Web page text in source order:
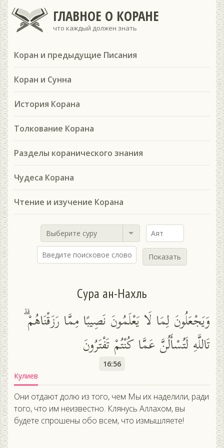
ГЛАВНОЕ О КОРАНЕ
что каждый должен знать
Коран и предыдущие Писания
Коран и Сунна
История Корана
Толкование Корана
Разделы коранического знания
Чудеса Корана
Чтение и изучение Корана
Выберите суру
Показать
Сура ан-Нахль
وَيَجْعَلُونَ لِمَا لَا يَعْلَمُونَ نَصِيبًا مِمَّا رَزَقْنَاهُمْ ۗ
تَاللَّهِ لَتُسْأَلُنَّ عَمَّا كُنْتُمْ تَفْتَرُونَ
16:56
Кулиев
Они отдают долю из того, чем Мы их наделили, ради
того, что им неизвестно. Клянусь Аллахом, вы
будете спрошены обо всем, что измышляете!